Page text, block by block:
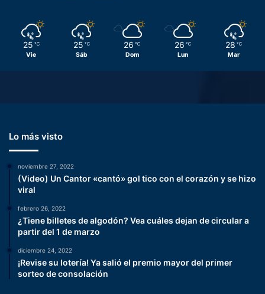
25 ℃
Vie
25 ℃
Sáb
26 ℃
Dom
26 ℃
Lun
28 ℃
Mar
Lo más visto
noviembre 27, 2022
(Video) Un Cantor «cantó» gol tico con el corazón y se hizo
viral
febrero 26, 2022
¿Tiene billetes de algodón? Vea cuáles dejan de circular a
partir del 1 de marzo
diciembre 24, 2022
¡Revise su lotería! Ya salió el premio mayor del primer
sorteo de consolación